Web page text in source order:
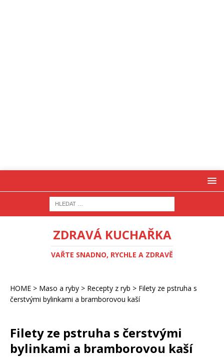
ZDRAVÁ KUCHAŘKA
VAŘTE SNADNO, RYCHLE A ZDRAVĚ
HOME > Maso a ryby > Recepty z ryb > Filety ze pstruha s
čerstvými bylinkami a bramborovou kaší
Filety ze pstruha s čerstvými
bylinkami a bramborovou kaší